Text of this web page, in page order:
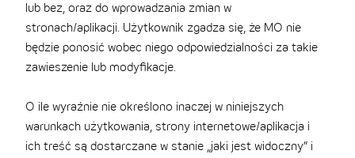
lub bez, oraz do wprowadzania zmian w
stronach/aplikacji. Użytkownik zgadza się, że MO nie
będzie ponosić wobec niego odpowiedzialności za takie
zawieszenie lub modyfikacje.
O ile wyraźnie nie określono inaczej w niniejszych
warunkach użytkowania, strony internetowe/aplikacja i
ich treść są dostarczane w stanie „jaki jest widoczny” i